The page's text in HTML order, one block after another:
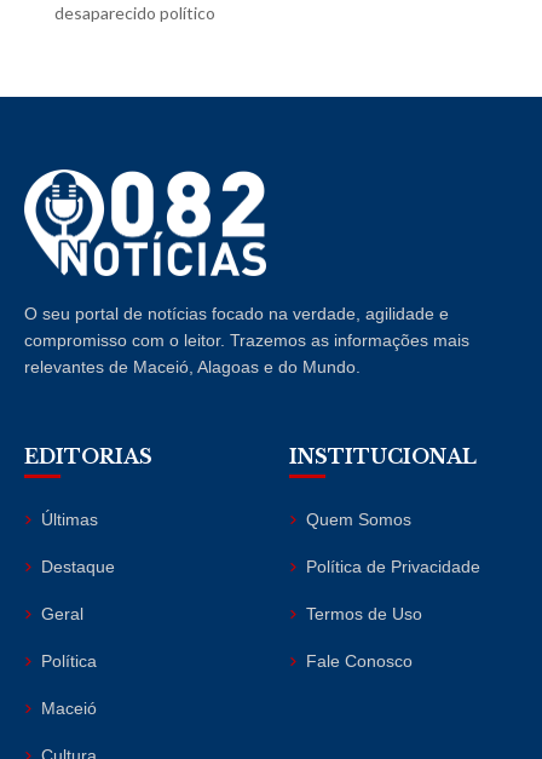
desaparecido político
O seu portal de notícias focado na verdade, agilidade e
compromisso com o leitor. Trazemos as informações mais
relevantes de Maceió, Alagoas e do Mundo.
EDITORIAS
Últimas
Destaque
Geral
Política
Maceió
INSTITUCIONAL
Quem Somos
Política de Privacidade
Termos de Uso
Fale Conosco